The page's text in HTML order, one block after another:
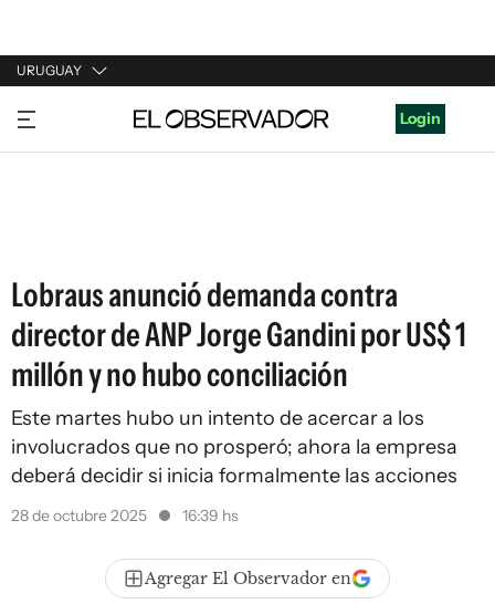
URUGUAY
URUGUAY
ARGENTINA
Login
Lobraus anunció demanda contra
director de ANP Jorge Gandini por US$ 1
millón y no hubo conciliación
Este martes hubo un intento de acercar a los
involucrados que no prosperó; ahora la empresa
deberá decidir si inicia formalmente las acciones
28 de octubre 2025 16:39 hs
Agregar El Observador en